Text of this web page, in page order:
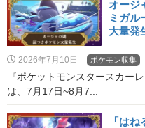
オージ
ミガル
大量発
2026年7月10日 ポケモン収集
『ポケットモンスタースカー
は、7月17日~8月7...
「は